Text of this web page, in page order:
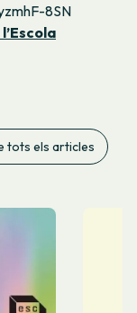
8SN
tots els articles